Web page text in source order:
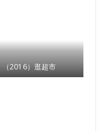
（2016）逛超市